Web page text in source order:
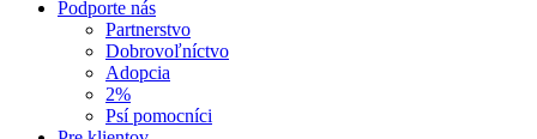
Podporte nás
Partnerstvo
Dobrovoľníctvo
Adopcia
2%
Psí pomocníci